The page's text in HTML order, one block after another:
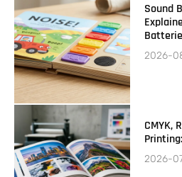
Sound
2026-
CMYK,
2026-